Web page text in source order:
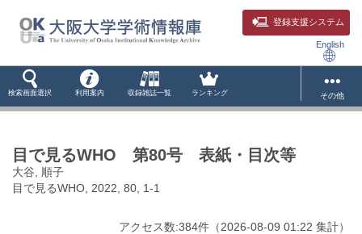
登録支援システム
English
検索画面選択 利用案内 収録雑誌一覧 ランキング その他
目で見るWHO 第80号 表紙・目次等
大谷, 順子
目で見るWHO, 2022, 80, 1-1
アクセス数:384件 （2026-08-09 01:22 集計）